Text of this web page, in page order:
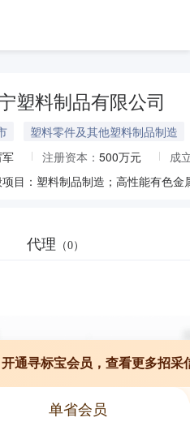
塑料制品有限公司
塑料零件及其他塑料制品制造
军 注册资本： 500万元
成
代理 （0）
开通寻标宝会员，查看更多招采
单省会员